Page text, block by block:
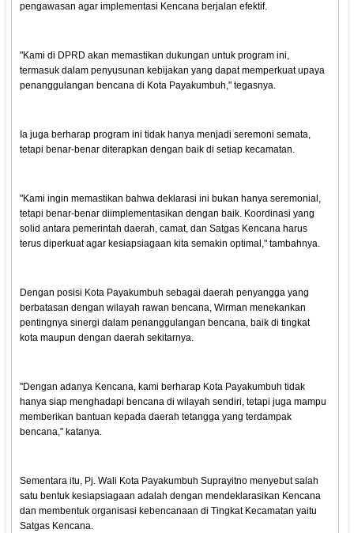
pengawasan agar implementasi Kencana berjalan efektif.
"Kami di DPRD akan memastikan dukungan untuk program ini,
termasuk dalam penyusunan kebijakan yang dapat memperkuat upaya
penanggulangan bencana di Kota Payakumbuh," tegasnya.
Ia juga berharap program ini tidak hanya menjadi seremoni semata,
tetapi benar-benar diterapkan dengan baik di setiap kecamatan.
"Kami ingin memastikan bahwa deklarasi ini bukan hanya seremonial,
tetapi benar-benar diimplementasikan dengan baik. Koordinasi yang
solid antara pemerintah daerah, camat, dan Satgas Kencana harus
terus diperkuat agar kesiapsiagaan kita semakin optimal," tambahnya.
Dengan posisi Kota Payakumbuh sebagai daerah penyangga yang
berbatasan dengan wilayah rawan bencana, Wirman menekankan
pentingnya sinergi dalam penanggulangan bencana, baik di tingkat
kota maupun dengan daerah sekitarnya.
"Dengan adanya Kencana, kami berharap Kota Payakumbuh tidak
hanya siap menghadapi bencana di wilayah sendiri, tetapi juga mampu
memberikan bantuan kepada daerah tetangga yang terdampak
bencana," katanya.
Sementara itu, Pj. Wali Kota Payakumbuh Suprayitno menyebut salah
satu bentuk kesiapsiagaan adalah dengan mendeklarasikan Kencana
dan membentuk organisasi kebencanaan di Tingkat Kecamatan yaitu
Satgas Kencana.